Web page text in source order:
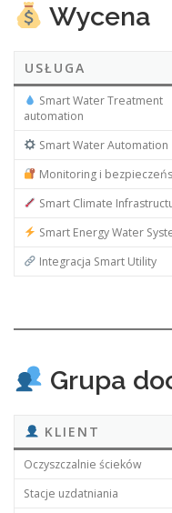
Wycena
USŁUGA
Smart Water Treatment
automation
Smart Water Automation
Monitoring i
Smart Climate
Smart Energy Water
Integracja Smart Utility
Grupa
KLIENT
Oczyszczalnie ścieków
Stacje uzdatniania